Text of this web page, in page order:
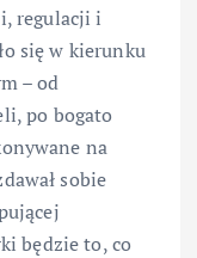
regulacji i
się w kierunku
– od
po bogato
na
sobie
będzie to, co